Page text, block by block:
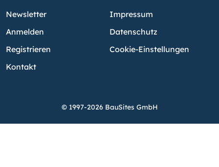
Newsletter
Anmelden
Registrieren
Kontakt
Impressum
Datenschutz
Cookie-Einstellungen
© 1997-2026 BauSites GmbH